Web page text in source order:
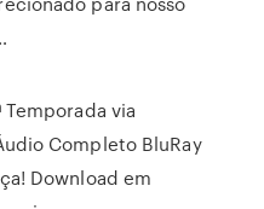
via
Completo BluRay
Download em